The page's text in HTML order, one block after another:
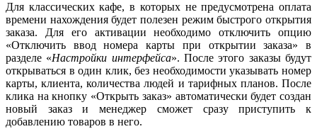
Для классических кафе, в которых не предусмотрена оплата
времени нахождения будет полезен режим быстрого открытия
заказа. Для его активации необходимо отключить опцию
«Отключить ввод номера карты при открытии заказа» в
разделе «Настройки интерфейса». После этого заказы будут
открываться в один клик, без необходимости указывать номер
карты, клиента, количества людей и тарифных планов. После
клика на кнопку «Открыть заказ» автоматически будет создан
новый заказ и менеджер сможет сразу приступить к
добавлению товаров в него.